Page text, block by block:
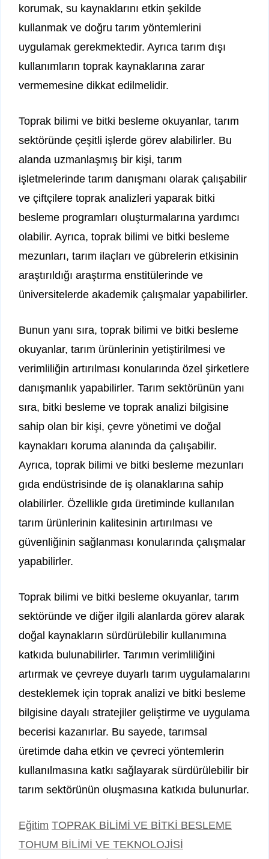
korumak, su kaynaklarını etkin şekilde
kullanmak ve doğru tarım yöntemlerini
uygulamak gerekmektedir. Ayrıca tarım dışı
kullanımların toprak kaynaklarına zarar
vermemesine dikkat edilmelidir.
Toprak bilimi ve bitki besleme okuyanlar, tarım
sektöründe çeşitli işlerde görev alabilirler. Bu
alanda uzmanlaşmış bir kişi, tarım
işletmelerinde tarım danışmanı olarak çalışabilir
ve çiftçilere toprak analizleri yaparak bitki
besleme programları oluşturmalarına yardımcı
olabilir. Ayrıca, toprak bilimi ve bitki besleme
mezunları, tarım ilaçları ve gübrelerin etkisinin
araştırıldığı araştırma enstitülerinde ve
üniversitelerde akademik çalışmalar yapabilirler.
Bunun yanı sıra, toprak bilimi ve bitki besleme
okuyanlar, tarım ürünlerinin yetiştirilmesi ve
verimliliğin artırılması konularında özel şirketlere
danışmanlık yapabilirler. Tarım sektörünün yanı
sıra, bitki besleme ve toprak analizi bilgisine
sahip olan bir kişi, çevre yönetimi ve doğal
kaynakları koruma alanında da çalışabilir.
Ayrıca, toprak bilimi ve bitki besleme mezunları
gıda endüstrisinde de iş olanaklarına sahip
olabilirler. Özellikle gıda üretiminde kullanılan
tarım ürünlerinin kalitesinin artırılması ve
güvenliğinin sağlanması konularında çalışmalar
yapabilirler.
Toprak bilimi ve bitki besleme okuyanlar, tarım
sektöründe ve diğer ilgili alanlarda görev alarak
doğal kaynakların sürdürülebilir kullanımına
katkıda bulunabilirler. Tarımın verimliliğini
artırmak ve çevreye duyarlı tarım uygulamalarını
desteklemek için toprak analizi ve bitki besleme
bilgisine dayalı stratejiler geliştirme ve uygulama
becerisi kazanırlar. Bu sayede, tarımsal
üretimde daha etkin ve çevreci yöntemlerin
kullanılmasına katkı sağlayarak sürdürülebilir bir
tarım sektörünün oluşmasına katkıda bulunurlar.
Kategoriler
Eğitim Etiketler
TOPRAK BİLİMİ VE BİTKİ BESLEME
TOHUM BİLİMİ VE TEKNOLOJİSİ